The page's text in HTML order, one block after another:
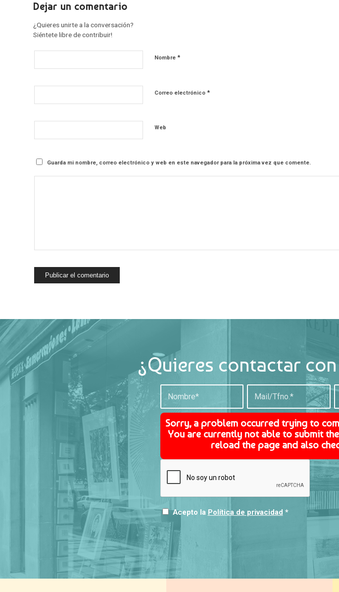
Dejar un comentario
¿Quieres unirte a la conversación?
Siéntete libre de contribuir!
Nombre *
Correo electrónico *
Web
Guarda mi nombre, correo electrónico y web en este navegador para la próxima vez que comente.
¿Quieres contactar
Sorry, a problem occurred trying to
You are currently not able to submit
reload the page and also
Acepto la Política de privacidad *